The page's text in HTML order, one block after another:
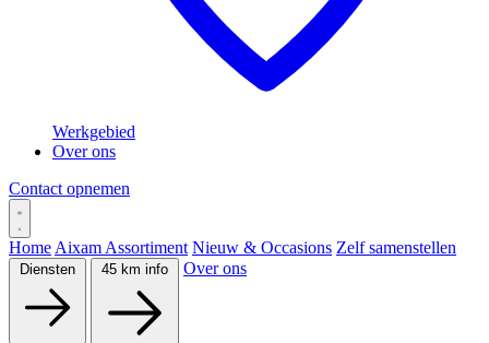
Werkgebied
Over ons
Contact opnemen
Home Aixam Assortiment Nieuw & Occasions Zelf samenstellen
Over ons